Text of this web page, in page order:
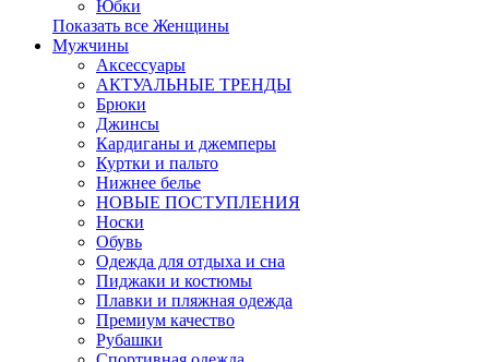
Юбки
Показать все Женщины
Мужчины
Аксессуары
АКТУАЛЬНЫЕ ТРЕНДЫ
Брюки
Джинсы
Кардиганы и джемперы
Куртки и пальто
Нижнее белье
НОВЫЕ ПОСТУПЛЕНИЯ
Носки
Обувь
Одежда для отдыха и сна
Пиджаки и костюмы
Плавки и пляжная одежда
Премиум качество
Рубашки